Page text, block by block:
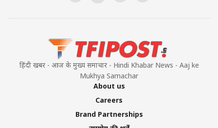
हिंदी खबर - आज के मुख्य समाचार - Hindi Khabar News - Aaj ke
Mukhya Samachar
About us
Careers
Brand Partnerships